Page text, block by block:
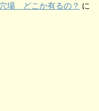
場 どこか有るの？ に